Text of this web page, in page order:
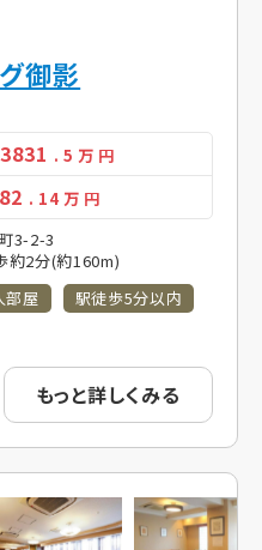
御影
3831 . 5万 円
82 . 14万 円
3-2-3
約2分(約160m)
部屋
駅徒歩5分以内
もっと詳しくみる